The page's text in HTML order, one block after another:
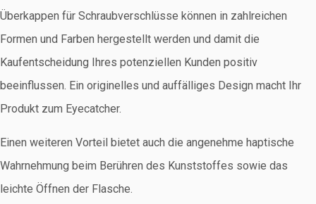
Überkappen für Schraubverschlüsse können in zahlreichen
Formen und Farben hergestellt werden und damit die
Kaufentscheidung Ihres potenziellen Kunden positiv
beeinflussen. Ein originelles und auffälliges Design macht Ihr
Produkt zum Eyecatcher.
Einen weiteren Vorteil bietet auch die angenehme haptische
Wahrnehmung beim Berühren des Kunststoffes sowie das
leichte Öffnen der Flasche.